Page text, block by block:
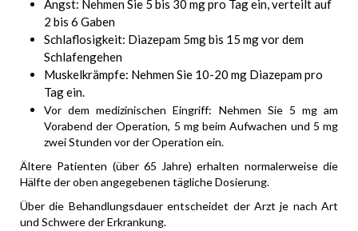
Angst: Nehmen Sie 5 bis 30 mg pro Tag ein, verteilt auf
2 bis 6 Gaben
Schlaflosigkeit: Diazepam 5mg bis 15 mg vor dem
Schlafengehen
Muskelkrämpfe: Nehmen Sie 10-20 mg Diazepam pro
Tag ein.
Vor dem medizinischen Eingriff: Nehmen Sie 5 mg am
Vorabend der Operation, 5 mg beim Aufwachen und 5 mg
zwei Stunden vor der Operation ein.
Ältere Patienten (über 65 Jahre) erhalten normalerweise die
Hälfte der oben angegebenen tägliche Dosierung.
Über die Behandlungsdauer entscheidet der Arzt je nach Art
und Schwere der Erkrankung.